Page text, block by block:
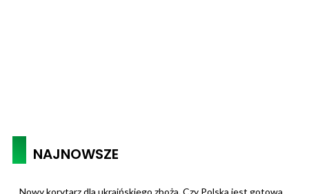
NAJNOWSZE
Nowy korytarz dla ukraińskiego zboża. Czy Polska jest gotowa